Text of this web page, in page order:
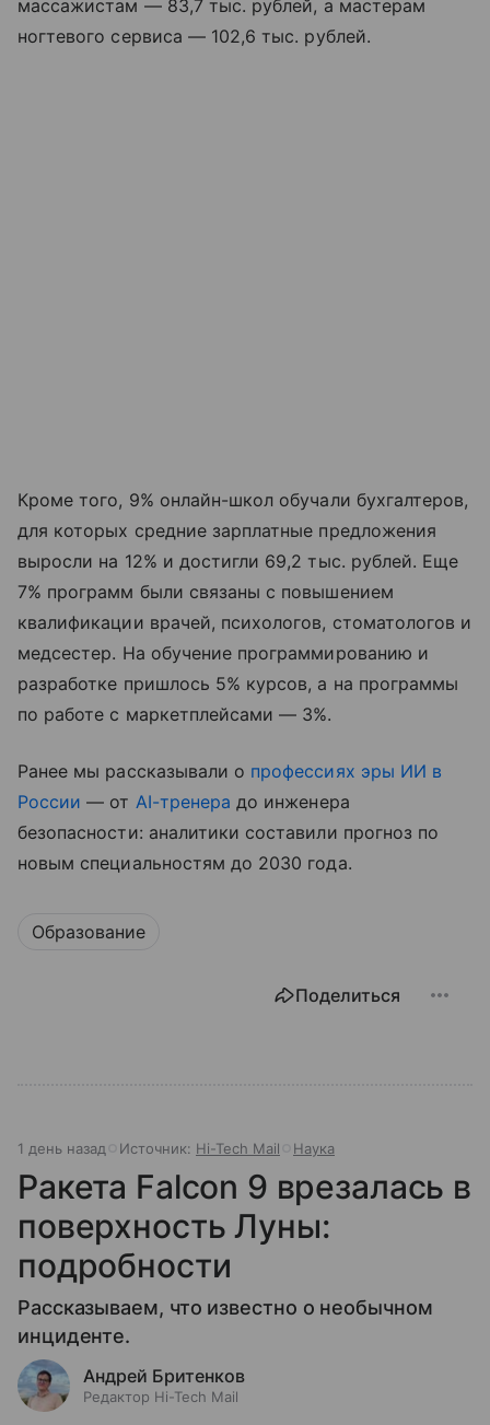
массажистам — 83,7 тыс. рублей, а мастерам
ногтевого сервиса — 102,6 тыс. рублей.
Кроме того, 9% онлайн-школ обучали бухгалтеров,
для которых средние зарплатные предложения
выросли на 12% и достигли 69,2 тыс. рублей. Еще
7% программ были связаны с повышением
квалификации врачей, психологов, стоматологов и
медсестер. На обучение программированию и
разработке пришлось 5% курсов, а на программы
по работе с маркетплейсами — 3%.
Ранее мы рассказывали о профессиях эры ИИ в
России — от AI-тренера до инженера
безопасности: аналитики составили прогноз по
новым специальностям до 2030 года.
Образование
Поделиться
1 день назад Источник: Hi-Tech Mail Наука
Ракета Falcon 9 врезалась в
поверхность Луны:
подробности
Рассказываем, что известно о необычном
инциденте.
Андрей Бритенков
Редактор Hi-Tech Mail